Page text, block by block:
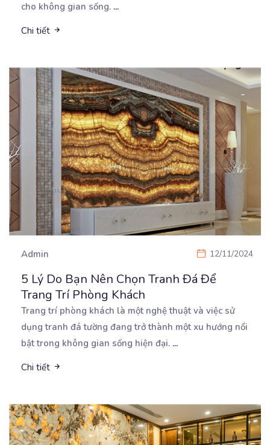
cho không gian sống. ...
Chi tiết
Admin 12/11/2024
5 Lý Do Bạn Nên Chọn Tranh Đá Để
Trang Trí Phòng Khách
Trang trí phòng khách là một nghệ thuật và việc sử
dụng tranh đá tường đang trở thành một xu hướng nổi
bật trong không gian sống hiện đại. ...
Chi tiết